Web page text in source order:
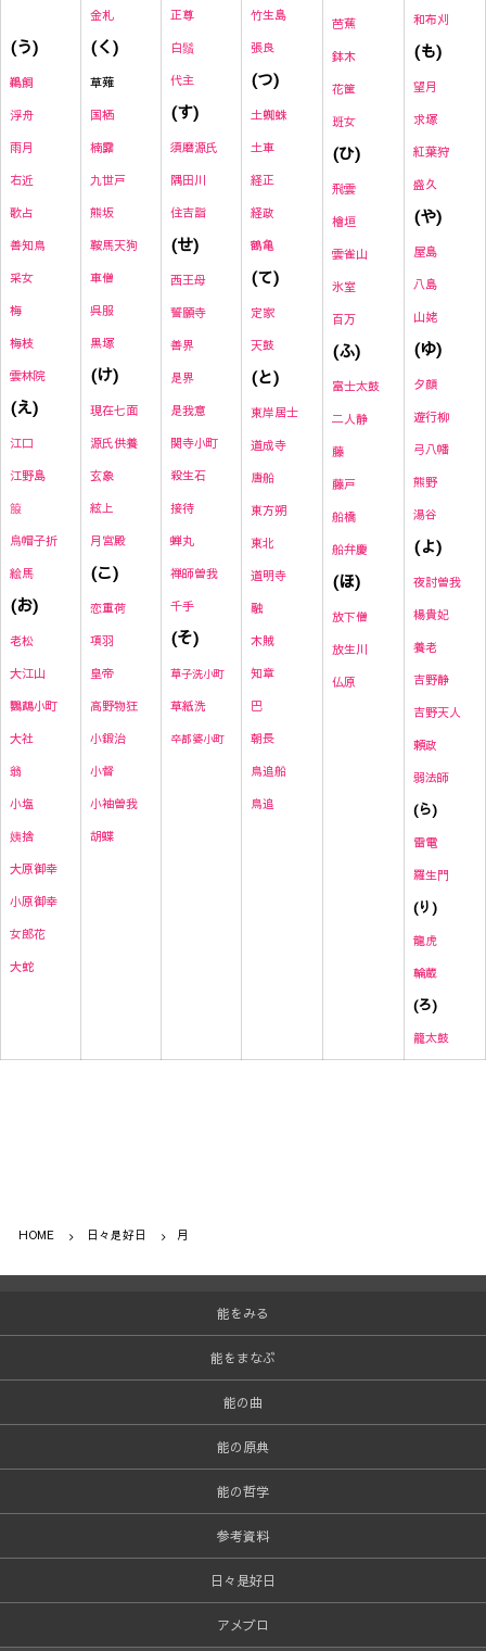
(う)
鵜飼
浮舟
雨月
右近
歌占
善知鳥
采女
梅
梅枝
雲林院
(え)
江口
江野島
箙
烏帽子折
絵馬
(お)
老松
大江山
鸚鵡小町
大社
翁
小塩
姨捨
大原御幸
小原御幸
女郎花
大蛇
金札
(く)
草薙
国栖
楠露
九世戸
熊坂
鞍馬天狗
車僧
呉服
黒塚
(け)
現在七面
源氏供養
玄象
絃上
月宮殿
(こ)
恋重荷
項羽
皇帝
高野物狂
小鍛治
小督
小袖曽我
胡蝶
正尊
白鬚
代主
(す)
須磨源氏
隅田川
住吉詣
(せ)
西王母
誓願寺
善界
是界
是我意
関寺小町
殺生石
接待
蝉丸
禅師曽我
千手
(そ)
草子洗小町
草紙洗
卒都婆小町
竹生島
張良
(つ)
土蜘蛛
土車
経正
経政
鶴亀
(て)
定家
天鼓
(と)
東岸居士
道成寺
唐船
東方朔
東北
道明寺
融
木賊
知章
巴
朝長
鳥追船
鳥追
芭蕉
鉢木
花筐
班女
(ひ)
飛雲
檜垣
雲雀山
氷室
百万
(ふ)
富士太鼓
二人静
藤
藤戸
船橋
船弁慶
(ほ)
放下僧
放生川
仏原
和布刈
(も)
望月
求塚
紅葉狩
盛久
(や)
屋島
八島
山姥
(ゆ)
夕顔
遊行柳
弓八幡
熊野
湯谷
(よ)
夜討曽我
楊貴妃
養老
吉野静
吉野天人
頼政
弱法師
(ら)
雷電
羅生門
(り)
龍虎
輪蔵
(ろ)
籠太鼓
HOME 日々是好日 月
能をみる
能をまなぶ
能の曲
能の原典
能の哲学
参考資料
日々是好日
アメブロ